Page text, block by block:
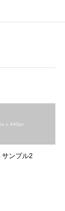
サンプル2